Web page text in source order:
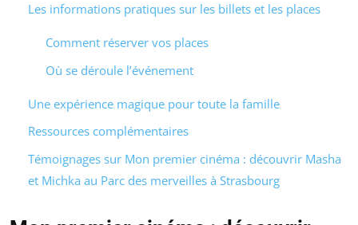
Les informations pratiques sur les billets et les places
Comment réserver vos places
Où se déroule l’événement
Une expérience magique pour toute la famille
Ressources complémentaires
Témoignages sur Mon premier cinéma : découvrir Masha
et Michka au Parc des merveilles à Strasbourg